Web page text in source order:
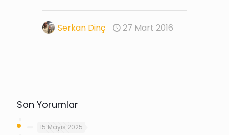
Serkan Dinç 27 Mart 2016
Son Yorumlar
15 Mayıs 2025